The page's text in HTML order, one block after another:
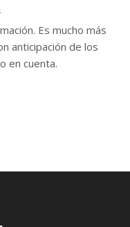
Es mucho más
anticipación de los
en cuenta.